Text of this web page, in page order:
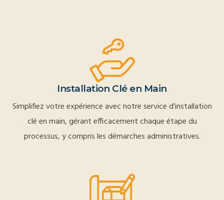
Installation Clé en Main
Simplifiez votre expérience avec notre service d'installation
clé en main, gérant efficacement chaque étape du
processus, y compris les démarches administratives.